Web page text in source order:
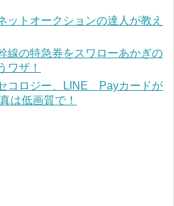
ットオークションの達人が教え
線の特急券をスワローあかぎの
ワザ！
コロジー、LINE Payカードが
は低画質で！